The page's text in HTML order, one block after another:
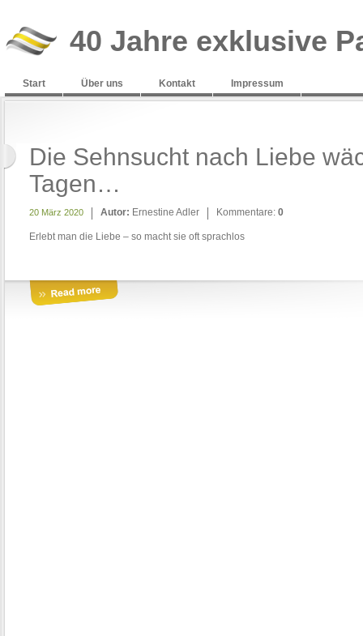
40 Jahre exklusive
Start Über uns Kontakt Impressum
Die Sehnsucht nach Liebe
Tagen…
20 März 2020 Autor: Ernestine Adler Kommentare: 0
Erlebt man die Liebe – so macht sie oft sprachlos